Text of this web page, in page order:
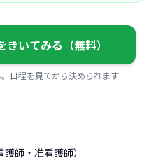
いてみる（無料）
日程を見てから決められます
師・准看護師）